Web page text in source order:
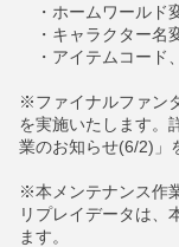
・ホームワールド
・キャラクター名
・アイテムコード
※ファイナルファン
を実施いたします。
業のお知らせ(6/2)」
※本メンテナンス作
リプレイデータは、
ます。